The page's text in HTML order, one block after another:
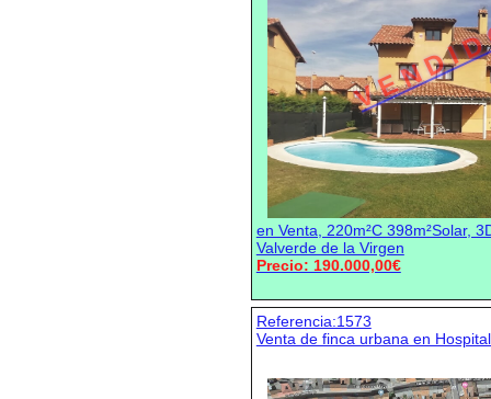
V E N D I
en Venta, 220m²C 398m²Solar,
Valverde de la Virgen
Precio: 190.000,00€
Referencia:1573
Venta de finca urbana en